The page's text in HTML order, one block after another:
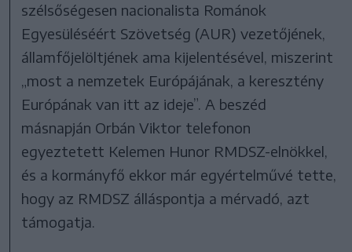
szélsőségesen nacionalista Románok
Egyesüléséért Szövetség (AUR) vezetőjének,
államfőjelöltjének ama kijelentésével, miszerint
„most a nemzetek Európájának, a keresztény
Európának van itt az ideje”. A beszéd
másnapján Orbán Viktor telefonon
egyeztetett Kelemen Hunor RMDSZ-elnökkel,
és a kormányfő ekkor már egyértelművé tette,
hogy az RMDSZ álláspontja a mérvadó, azt
támogatja.